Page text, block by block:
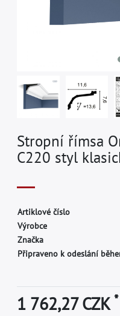
Stropní římsa
C220 styl
Artiklové číslo
Výrobce
Značka
Připraveno k odeslání
1 762,27 CZK*